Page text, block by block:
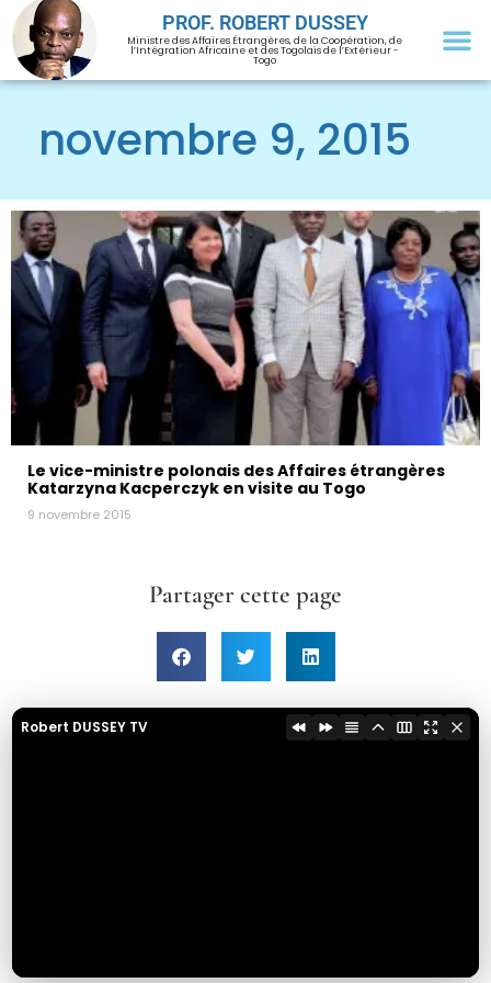
PROF. ROBERT DUSSEY
Ministre des Affaires Étrangères, de la Coopération, de
l’Intégration Africaine et des Togolais de l’Extérieur -
Togo
novembre 9, 2015
Le vice-ministre polonais des Affaires étrangères
Katarzyna Kacperczyk en visite au Togo
9 novembre 2015
Partager cette page
Robert DUSSEY TV